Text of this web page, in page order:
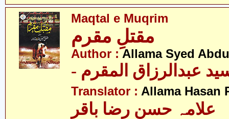
Maqtal e Muqrim
مقتلِ مقرم
Author :Allama Syed
عبدالرزاق المقرم
Translator : Allama Hasan
علامہ حسن رضا باقر